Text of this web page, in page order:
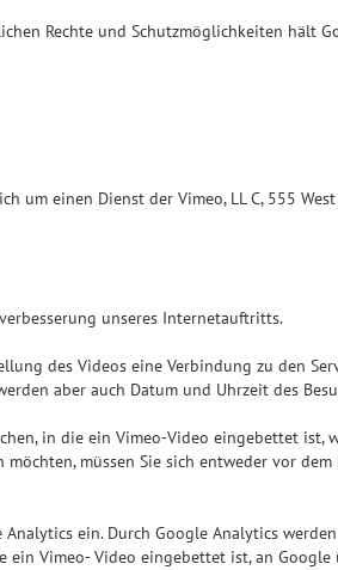
Rechte und Schutzmöglichkeiten hält
um einen Dienst der Vimeo, LL C, 555
unseres Internetauftritts.
des Videos eine Verbindung zu den
aber auch Datum und Uhrzeit des
in die ein Vimeo-Video eingebettet ist,
müssen Sie sich entweder vor
ein. Durch Google Analytics
Vimeo- Video eingebettet ist, an